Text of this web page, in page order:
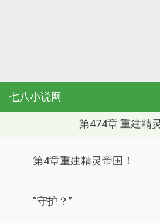
七八小说网
第474章 重建精
第4章重建精灵帝国！
“守护？”